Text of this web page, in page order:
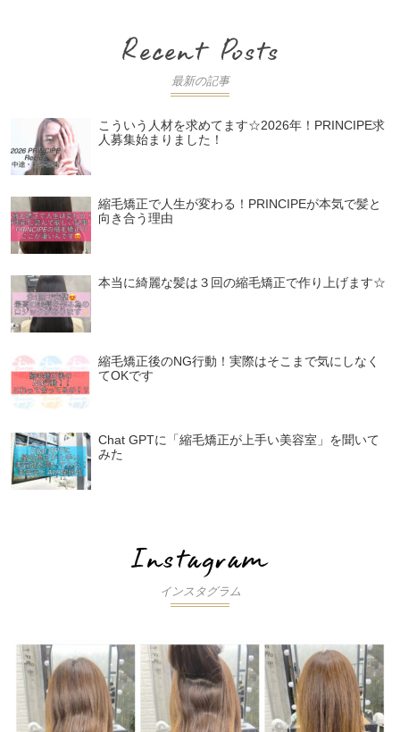
最新の記事
こういう人材を求めてます☆2026年！PRINCIPE求
人募集始まりました！
縮毛矯正で人生が変わる！PRINCIPEが本気で髪と
向き合う理由
本当に綺麗な髪は３回の縮毛矯正で作り上げます☆
縮毛矯正後のNG行動！実際はそこまで気にしなく
てOKです
Chat GPTに「縮毛矯正が上手い美容室」を聞いて
みた
インスタグラム